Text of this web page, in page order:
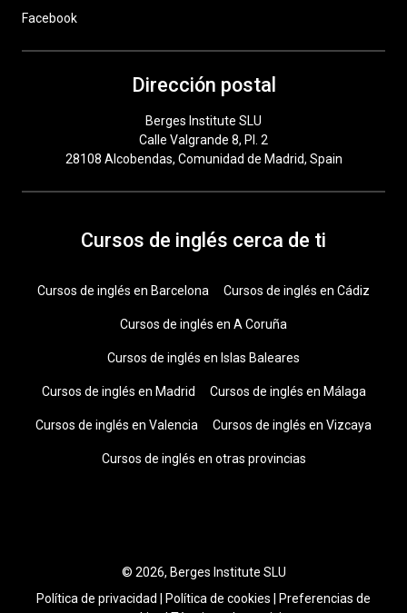
Facebook
Dirección postal
Berges Institute SLU
Calle Valgrande 8, Pl. 2
28108 Alcobendas, Comunidad de Madrid, Spain
Cursos de inglés cerca de ti
Cursos de inglés en Barcelona Cursos de inglés en Cádiz
Cursos de inglés en A Coruña
Cursos de inglés en Islas Baleares
Cursos de inglés en Madrid Cursos de inglés en Málaga
Cursos de inglés en Valencia Cursos de inglés en Vizcaya
Cursos de inglés en otras provincias
© 2026, Berges Institute SLU
Política de privacidad
Política de cookies
Preferencias de